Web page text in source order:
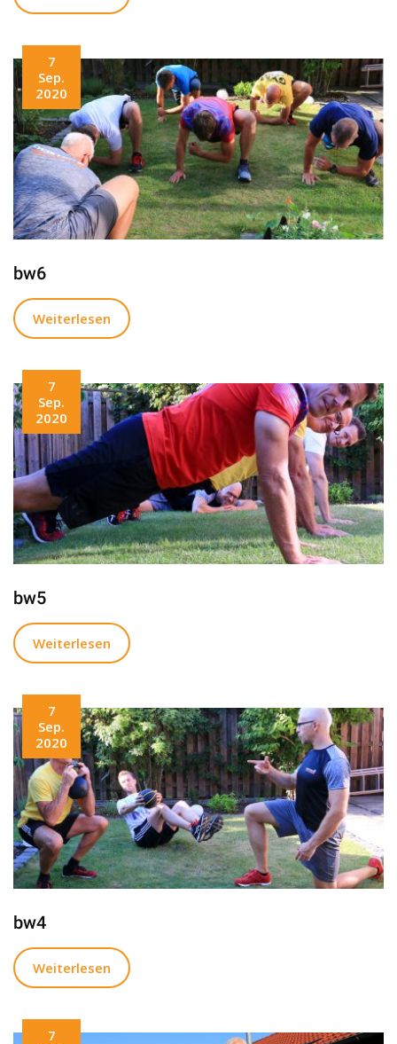
7
Sep.
2020
bw6
Weiterlesen
7
Sep.
2020
bw5
Weiterlesen
7
Sep.
2020
bw4
Weiterlesen
7